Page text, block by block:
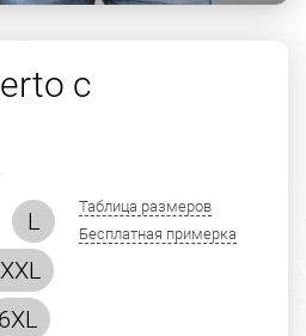
с
L
6XL
Таблица размеров
Бесплатная примерка